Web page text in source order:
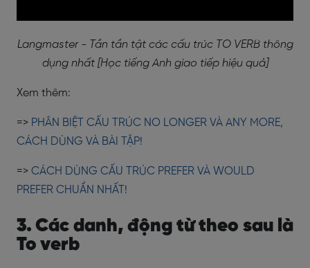
Langmaster - Tần tần tật các cấu trúc TO VERB thông
dụng nhất [Học tiếng Anh giao tiếp hiệu quả]
Xem thêm:
=> PHÂN BIỆT CẤU TRÚC NO LONGER VÀ ANY MORE,
CÁCH DÙNG VÀ BÀI TẬP!
=> CÁCH DÙNG CẤU TRÚC PREFER VÀ WOULD
PREFER CHUẨN NHẤT!
3. Các danh, động từ theo sau là
To verb